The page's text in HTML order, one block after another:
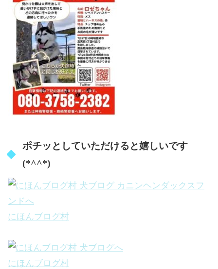
ポチッとしていただけると嬉しいです
(*^^*)
にほんブログ村
にほんブログ村